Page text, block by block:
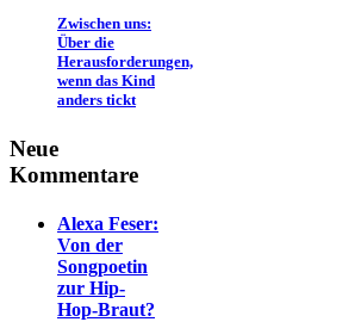
Zwischen uns:
Über die
Herausforderungen,
wenn das Kind
anders tickt
Neue
Kommentare
Alexa Feser:
Von der
Songpoetin
zur Hip-
Hop-Braut?